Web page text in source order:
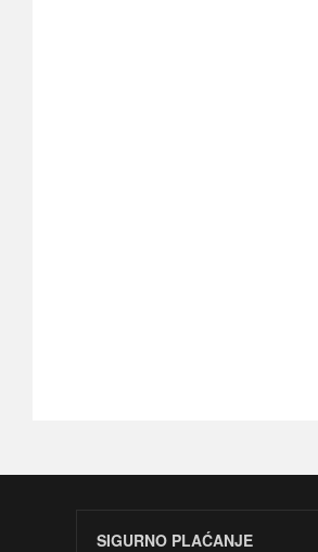
SIGURNO PLAĆANJE